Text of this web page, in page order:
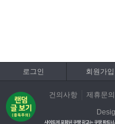
로그인 회원가입
건의사항 제휴문의